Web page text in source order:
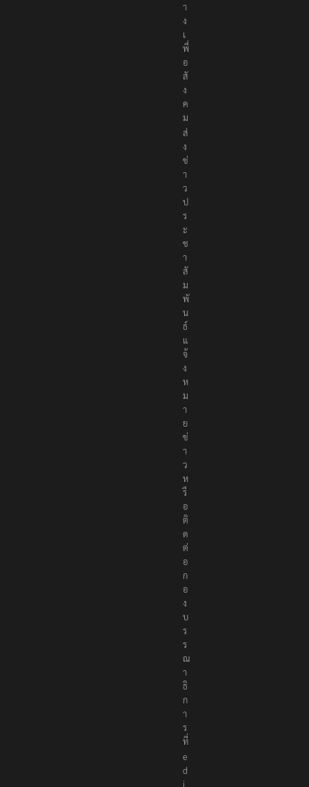
า
ง
เ
พื่
อ
สั
ง
ค
ม
ส่
ง
ข่
า
ว
ป
ร
ะ
ช
า
สั
ม
พั
น
ธ์
แ
จ้
ง
ห
ม
า
ย
ข่
า
ว
ห
รื
อ
ติ
ด
ต่
อ
ก
อ
ง
บ
ร
ร
ณ
า
ธิ
ก
า
ร
ที่
e
d
i